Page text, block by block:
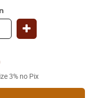
3% no Pix